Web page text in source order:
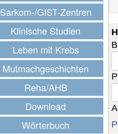
Sarkom-/GIST-Zentren
Klinische Studien
Leben mit Krebs
Mutmachgeschichten
Reha/AHB
Download
Wörterbuch